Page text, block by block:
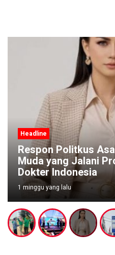
Headline
Respon Politkus
Muda yang Jalani
Dokter Indonesia
1 minggu yang lalu